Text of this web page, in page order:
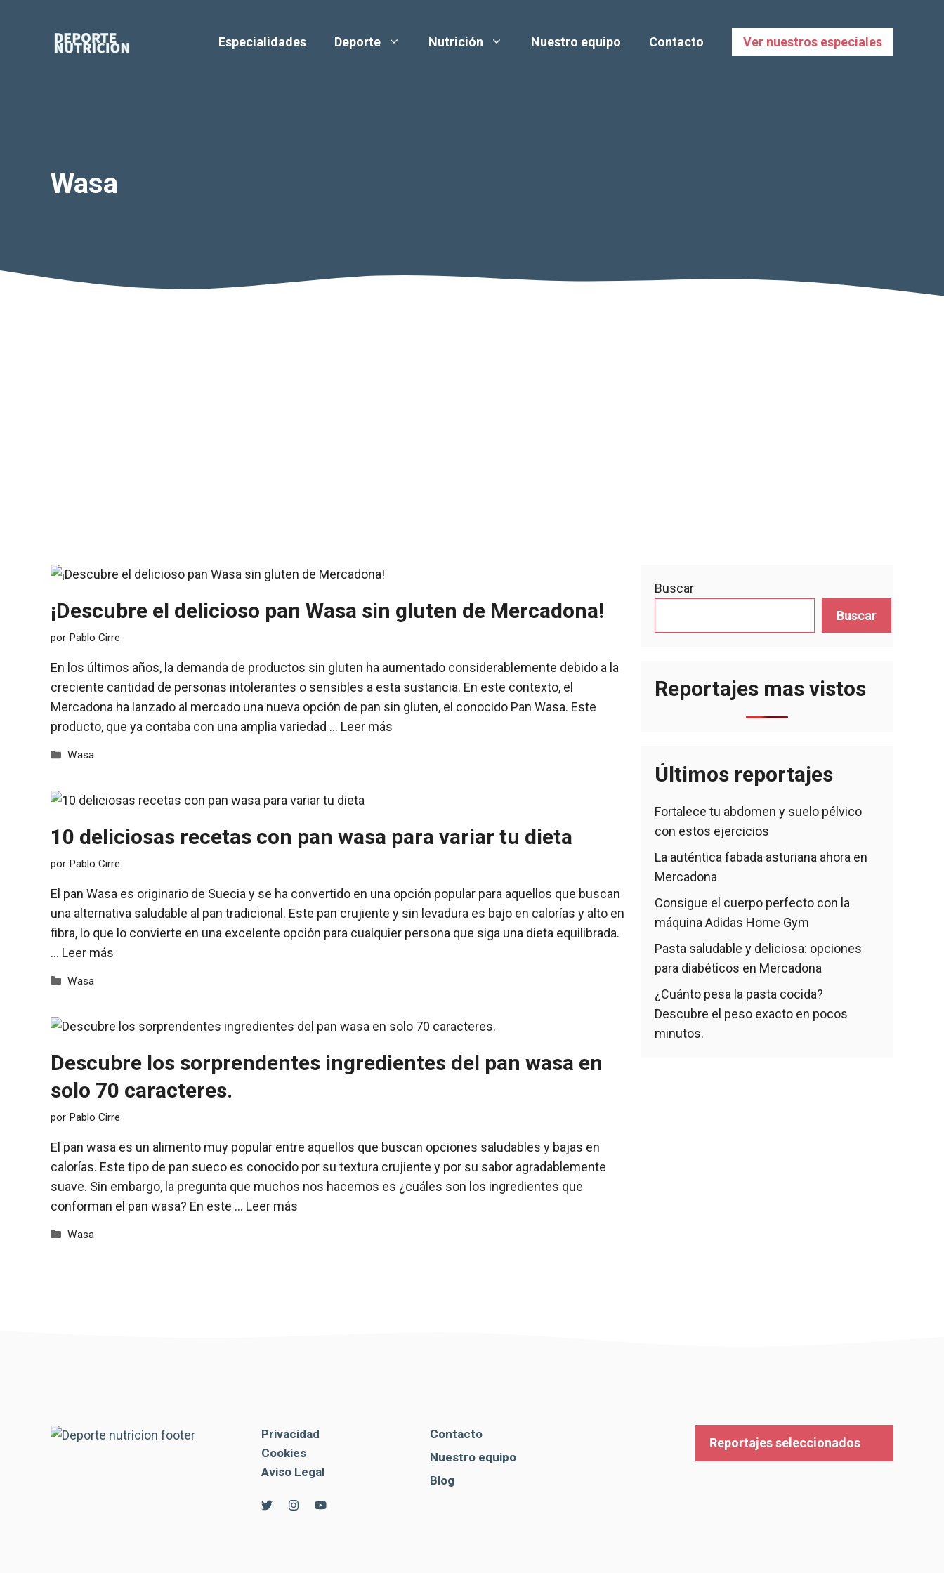
Especialidades Deporte Nutrición Nuestro equipo Contacto Ver nuestros especiales
Wasa
¡Descubre el delicioso pan Wasa sin gluten de Mercadona!
por Pablo Cirre
En los últimos años, la demanda de productos sin gluten ha aumentado considerablemente debido a la
creciente cantidad de personas intolerantes o sensibles a esta sustancia. En este contexto, el
Mercadona ha lanzado al mercado una nueva opción de pan sin gluten, el conocido Pan Wasa. Este
producto, que ya contaba con una amplia variedad … Leer más
Categorías
Wasa
10 deliciosas recetas con pan wasa para variar tu dieta
por Pablo Cirre
El pan Wasa es originario de Suecia y se ha convertido en una opción popular para aquellos que buscan
una alternativa saludable al pan tradicional. Este pan crujiente y sin levadura es bajo en calorías y alto en
fibra, lo que lo convierte en una excelente opción para cualquier persona que siga una dieta equilibrada.
… Leer más
Categorías
Wasa
Descubre los sorprendentes ingredientes del pan wasa en
solo 70 caracteres.
por Pablo Cirre
El pan wasa es un alimento muy popular entre aquellos que buscan opciones saludables y bajas en
calorías. Este tipo de pan sueco es conocido por su textura crujiente y por su sabor agradablemente
suave. Sin embargo, la pregunta que muchos nos hacemos es ¿cuáles son los ingredientes que
conforman el pan wasa? En este … Leer más
Categorías
Wasa
Buscar
Buscar
Reportajes mas vistos
Últimos reportajes
Fortalece tu abdomen y suelo pélvico
con estos ejercicios
La auténtica fabada asturiana ahora en
Mercadona
Consigue el cuerpo perfecto con la
máquina Adidas Home Gym
Pasta saludable y deliciosa: opciones
para diabéticos en Mercadona
¿Cuánto pesa la pasta cocida?
Descubre el peso exacto en pocos
minutos.
Privacidad
Cookies
Aviso Legal
Contacto
Nuestro equipo
Blog
Reportajes seleccionados